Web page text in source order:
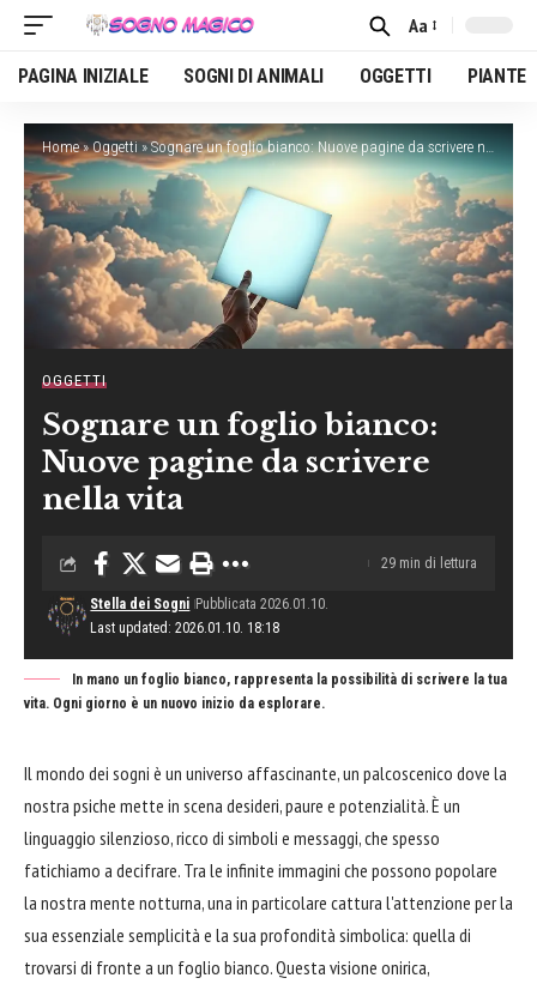
Font
Resizer
Aa
PAGINA INIZIALE SOGNI DI ANIMALI OGGETTI PIANTE
Home»Oggetti »Sognare un foglio bianco: Nuove pagine da scrivere nella vita
OGGETTI
Sognare un foglio bianco:
Nuove pagine da scrivere
nella vita
Last updated: 2026.01.10. 18:18
Stella dei Sogni Pubblicata 2026.01.10.
29 min di lettura
In mano un foglio bianco, rappresenta la possibilità di scrivere la tua
vita. Ogni giorno è un nuovo inizio da esplorare.
Il mondo dei sogni è un universo affascinante, un palcoscenico dove la
nostra psiche mette in scena desideri, paure e potenzialità. È un
linguaggio silenzioso, ricco di simboli e messaggi, che spesso
fatichiamo a decifrare. Tra le infinite immagini che possono popolare
la nostra mente notturna, una in particolare cattura l'attenzione per la
sua essenziale semplicità e la sua profondità simbolica: quella di
trovarsi di fronte a un foglio bianco. Questa visione onirica,